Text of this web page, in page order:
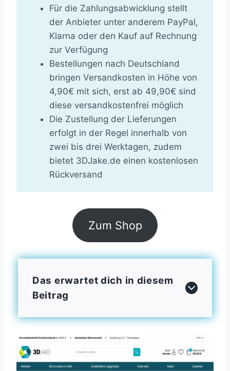
Für die Zahlungsabwicklung stellt
der Anbieter unter anderem PayPal,
Klarna oder den Kauf auf Rechnung
zur Verfügung
Bestellungen nach Deutschland
bringen Versandkosten in Höhe von
4,90€ mit sich, erst ab 49,90€ sind
diese versandkostenfrei möglich
Die Zustellung der Lieferungen
erfolgt in der Regel innerhalb von
zwei bis drei Werktagen, zudem
bietet 3DJake.de einen kostenlosen
Rückversand
Zum Shop
Das erwartet dich in diesem
Beitrag